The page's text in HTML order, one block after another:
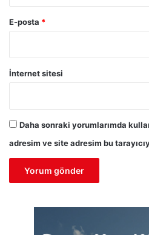
E-posta *
İnternet sitesi
Daha sonraki yorumlarımda
adresim ve site adresim bu